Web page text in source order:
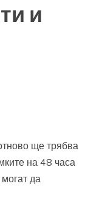
и
ще трябва
на 48 часа
да